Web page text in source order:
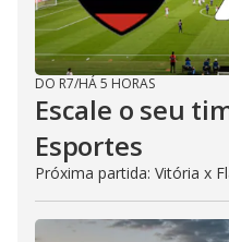
DO R7/HÁ 5 HORAS
Escale o seu
Esportes
Próxima partida: Vitória x